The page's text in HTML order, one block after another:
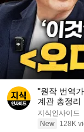
"원작 번역
계관 총정리
지식인사이드
New
128K